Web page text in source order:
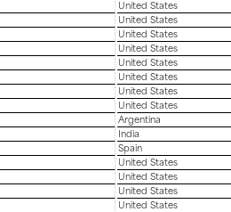
United States
United States
United States
United States
United States
United States
United States
United States
Argentina
India
Spain
United States
United States
United States
United States